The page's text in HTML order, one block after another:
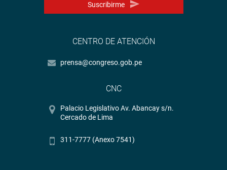
Suscribirme
CENTRO DE ATENCIÓN
prensa@congreso.gob.pe
CNC
Palacio Legislativo Av. Abancay s/n.
Cercado de Lima
311-7777 (Anexo 7541)